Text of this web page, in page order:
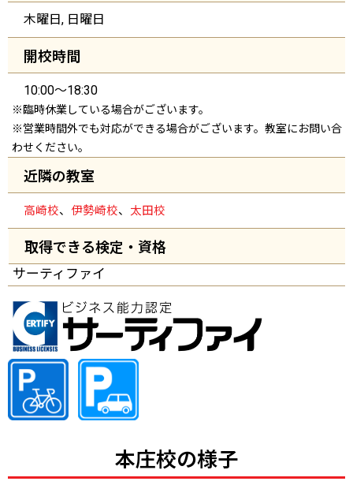
木曜日, 日曜日
開校時間
10:00～18:30
※臨時休業している場合がございます。
※営業時間外でも対応ができる場合がございます。教室にお問い合
わせください。
近隣の教室
高崎校、 伊勢崎校、 太田校
取得できる検定・資格
サーティファイ
本庄校の様子